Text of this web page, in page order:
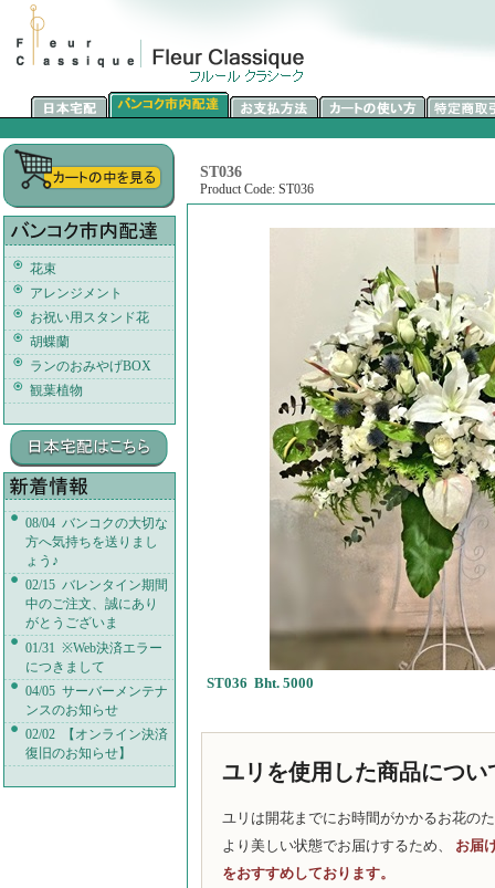
花束
アレンジメント
お祝い用スタンド花
胡蝶蘭
ランのおみやげBOX
観葉植物
08/04 バンコクの大切な
方へ気持ちを送りまし
ょう♪
02/15 バレンタイン期間
中のご注文、誠にあり
がとうございま
01/31 ※Web決済エラー
につきまして
04/05 サーバーメンテナ
ンスのお知らせ
02/02 【オンライン決済
復旧のお知らせ】
ST036
Product Code: ST036
ST036 Bht. 5000
ユリを使用した商品につい
ユリは開花までにお時間がかかるお花の
より美しい状態でお届けするため、 お届
をおすすめしております。